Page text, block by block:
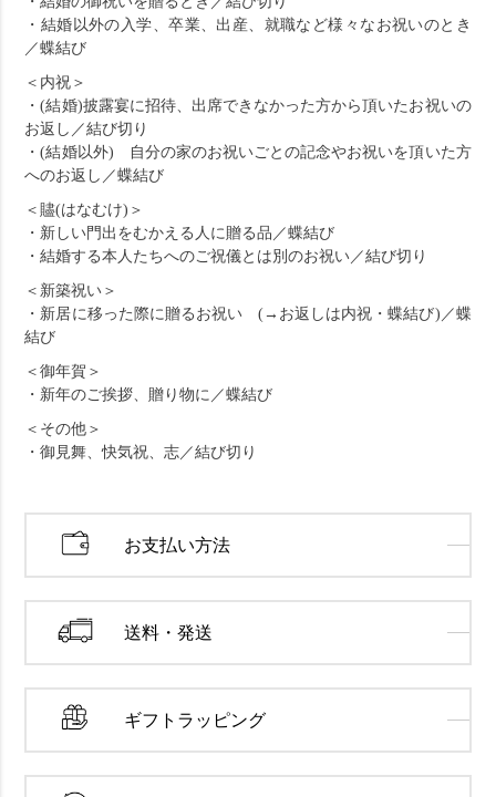
・結婚以外の入学、卒業、出産、就職など様々なお祝いのとき
／蝶結び
＜内祝＞
・(結婚)披露宴に招待、出席できなかった方から頂いたお祝いの
お返し／結び切り
・(結婚以外) 自分の家のお祝いごとの記念やお祝いを頂いた方
へのお返し／蝶結び
＜贐(はなむけ)＞
・新しい門出をむかえる人に贈る品／蝶結び
・結婚する本人たちへのご祝儀とは別のお祝い／結び切り
＜新築祝い＞
・新居に移った際に贈るお祝い (→お返しは内祝・蝶結び)／蝶
結び
＜御年賀＞
・新年のご挨拶、贈り物に／蝶結び
＜その他＞
・御見舞、快気祝、志／結び切り
お支払い方法
送料・発送
ギフトラッピング